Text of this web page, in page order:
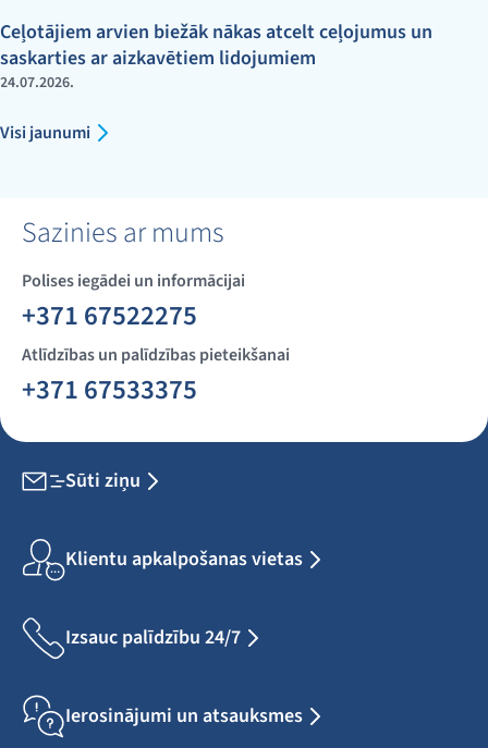
Ceļotājiem arvien biežāk nākas atcelt ceļojumus un
saskarties ar aizkavētiem lidojumiem
24.07.2026.
Visi jaunumi
Sazinies ar mums
Polises iegādei un informācijai
+371 67522275
Atlīdzības un palīdzības pieteikšanai
+371 67533375
Sūti ziņu
Klientu apkalpošanas vietas
Izsauc palīdzību 24/7
Ierosinājumi un atsauksmes